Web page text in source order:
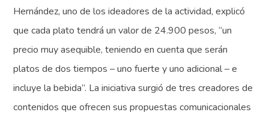
Hernández, uno de los ideadores de la actividad, explicó
que cada plato tendrá un valor de 24.900 pesos, “un
precio muy asequible, teniendo en cuenta que serán
platos de dos tiempos – uno fuerte y uno adicional – e
incluye la bebida”. La iniciativa surgió de tres creadores de
contenidos que ofrecen sus propuestas comunicacionales